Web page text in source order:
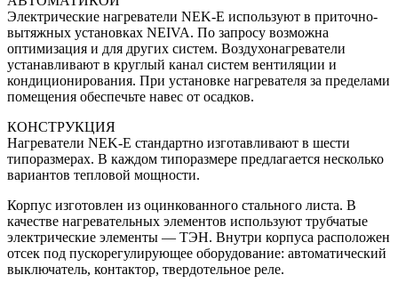
Электрические нагреватели NEK-E используют в приточно-
вытяжных установках NEIVA. По запросу возможна
оптимизация и для других систем. Воздухонагреватели
устанавливают в круглый канал систем вентиляции и
кондиционирования. При установке нагревателя за пределами
помещения обеспечьте навес от осадков.
КОНСТРУКЦИЯ
Нагреватели NEK-E стандартно изготавливают в шести
типоразмерах. В каждом типоразмере предлагается несколько
вариантов тепловой мощности.
Корпус изготовлен из оцинкованного стального листа. В
качестве нагревательных элементов используют трубчатые
электрические элементы — ТЭН. Внутри корпуса расположен
отсек под пускорегулирующее оборудование: автоматический
выключатель, контактор, твердотельное реле.